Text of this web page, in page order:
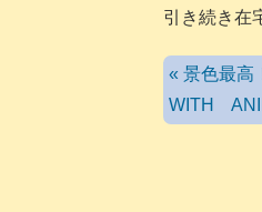
引き続き在
« 景色最
WITH